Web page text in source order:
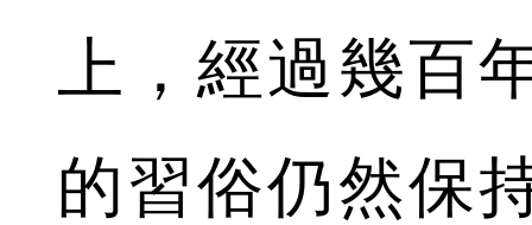
上，經過幾百
的習俗仍然保